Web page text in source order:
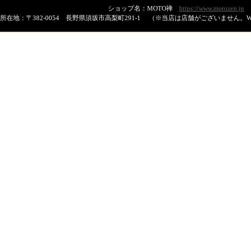
ショップ名：MOTO禅 https://www.motozen.jp
所在地：〒382-0054 長野県須坂市高梨町291-1 （※当店は店舗がございません。